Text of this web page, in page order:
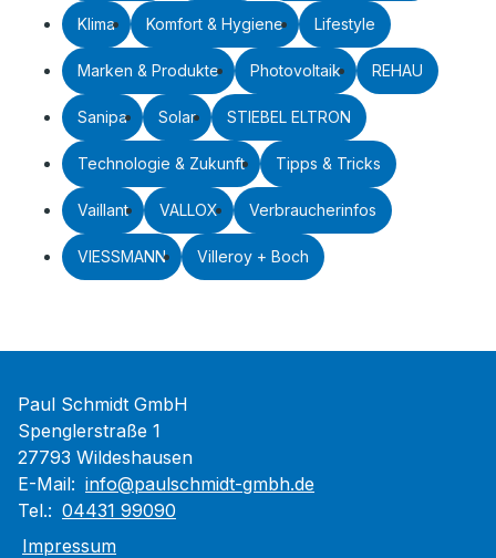
Klima Komfort & Hygiene Lifestyle
Marken & Produkte Photovoltaik REHAU
Sanipa Solar STIEBEL ELTRON
Technologie & Zukunft Tipps & Tricks
Vaillant VALLOX Verbraucherinfos
VIESSMANN Villeroy + Boch
Paul Schmidt GmbH
Spenglerstraße 1
27793 Wildeshausen
E-Mail: info@paulschmidt-gmbh.de
Tel.: 04431 99090
Impressum